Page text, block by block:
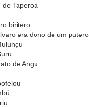
de Taperoá
biritero
era dono de um putero
de Angu